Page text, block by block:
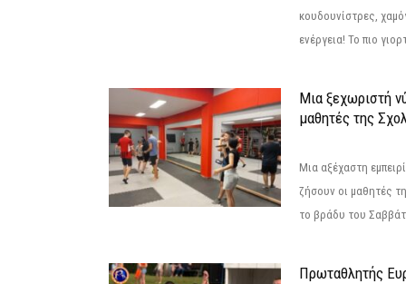
κουδουνίστρες,
ενέργεια! Το πιο
Μια ξεχωριστή
μαθητές της
Μια αξέχαστη
ζήσουν οι μαθητές
το βράδυ του
Πρωταθλητής